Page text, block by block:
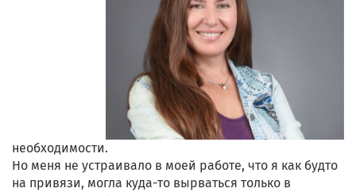
необходимости.
Но меня не устраивало в моей работе, что я как будто
на привязи, могла куда-то вырваться только в